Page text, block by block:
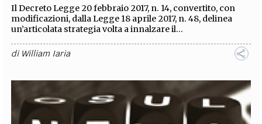
Il Decreto Legge 20 febbraio 2017, n. 14, convertito, con
modificazioni, dalla Legge 18 aprile 2017, n. 48, delinea
un’articolata strategia volta a innalzare il...
di William Iaria